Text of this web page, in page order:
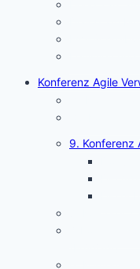
Konferenz Agile
9. Konferenz